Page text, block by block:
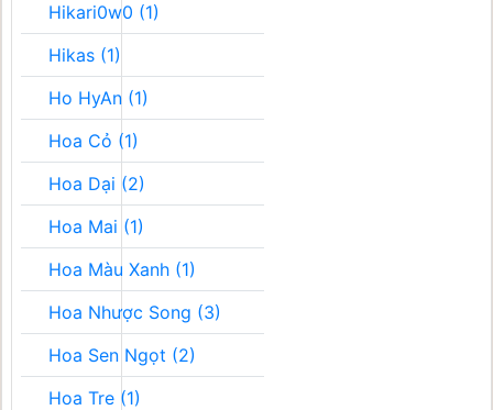
Hikari0w0 (1)
Hikas (1)
Ho HyAn (1)
Hoa Cỏ (1)
Hoa Dại (2)
Hoa Mai (1)
Hoa Màu Xanh (1)
Hoa Nhược Song (3)
Hoa Sen Ngọt (2)
Hoa Tre (1)